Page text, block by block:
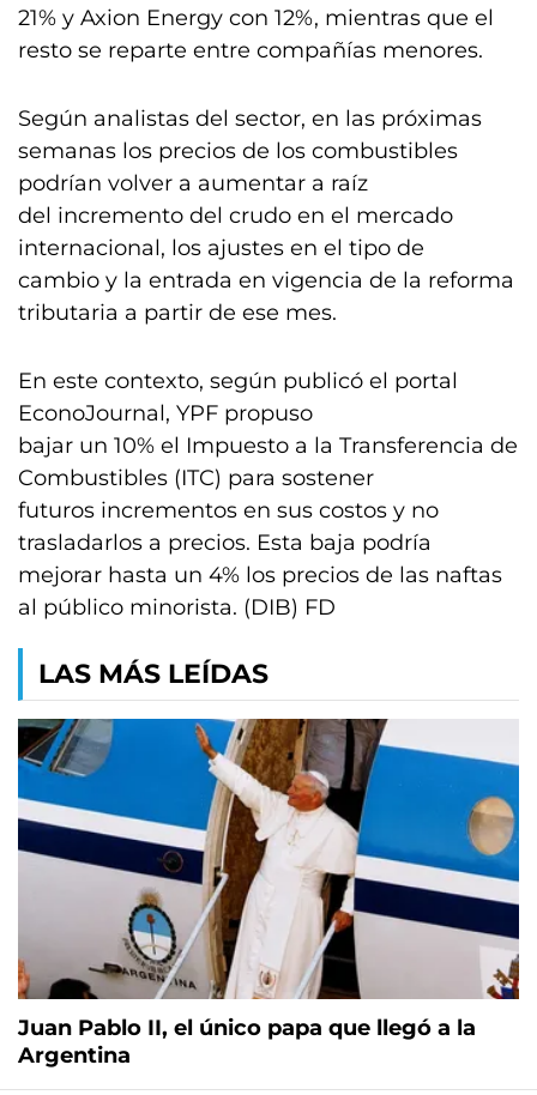
21% y Axion Energy con 12%, mientras que el
resto se reparte entre compañías menores.
Según analistas del sector, en las próximas
semanas los precios de los combustibles
podrían volver a aumentar a raíz
del incremento del crudo en el mercado
internacional, los ajustes en el tipo de
cambio y la entrada en vigencia de la reforma
tributaria a partir de ese mes.
En este contexto, según publicó el portal
EconoJournal, YPF propuso
bajar un 10% el Impuesto a la Transferencia de
Combustibles (ITC) para sostener
futuros incrementos en sus costos y no
trasladarlos a precios. Esta baja podría
mejorar hasta un 4% los precios de las naftas
al público minorista. (DIB) FD
LAS MÁS LEÍDAS
Juan Pablo II, el único papa que llegó a la
Argentina